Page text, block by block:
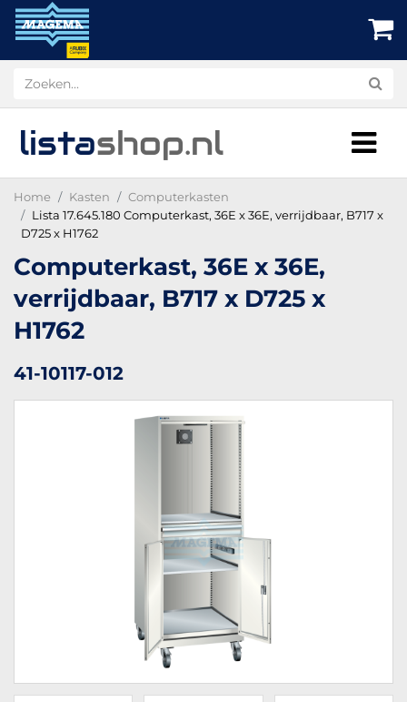
listashop.nl
Home Kasten
Computerkasten
Lista 17.645.180 Computerkast, 36E x 36E, verrijdbaar, B717 x
D725 x H1762
Computerkast, 36E x 36E,
verrijdbaar, B717 x D725 x
H1762
41-10117-012